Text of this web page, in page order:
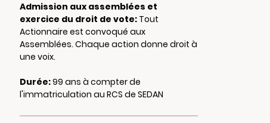
Admission aux assemblées et
exercice du droit de vote:Tout
Actionnaire est convoqué aux
Assemblées. Chaque action donne droit à
une voix.
Durée:99 ans à compter de
l'immatriculation au RCS de SEDAN